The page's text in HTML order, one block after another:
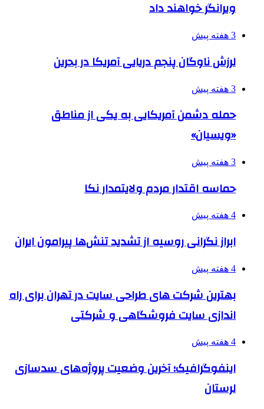
ویرانگر خواهند داد
3 هفته پیش
لرزش ناوگان پنجم دریایی آمریکا در بحرین
3 هفته پیش
حمله دشمن آمریکایی به یکی از مناطق
«ویسیان»
3 هفته پیش
حماسه اقتدار مردم ولایتمدار نکا
4 هفته پیش
ابراز نگرانی روسیه از تشدید تنش‌ها پیرامون ایران
4 هفته پیش
بهترین شرکت های طراحی سایت در تهران برای راه
اندازی سایت فروشگاهی و شرکتی
4 هفته پیش
اینفوگرافیک؛ آخرین وضعیت پروژه‌های سدسازی
لرستان